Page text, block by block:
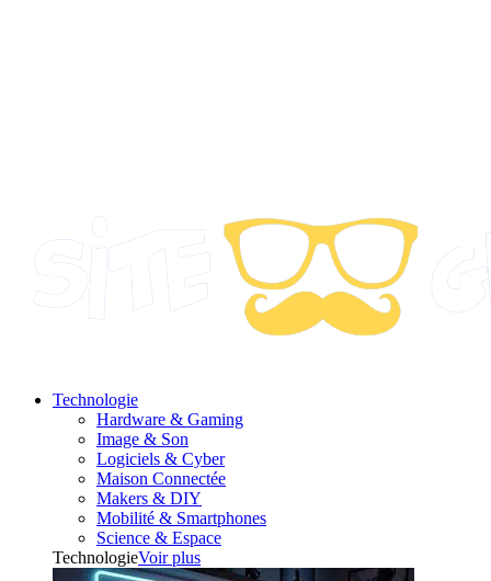
Technologie
Hardware & Gaming
Image & Son
Logiciels & Cyber
Maison Connectée
Makers & DIY
Mobilité & Smartphones
Science & Espace
TechnologieVoir plus